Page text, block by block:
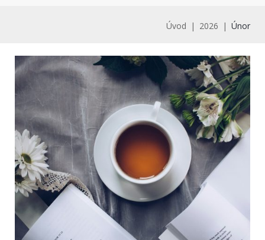
Úvod | 2026 | Únor
MĚSÍC:
ÚNOR
2026